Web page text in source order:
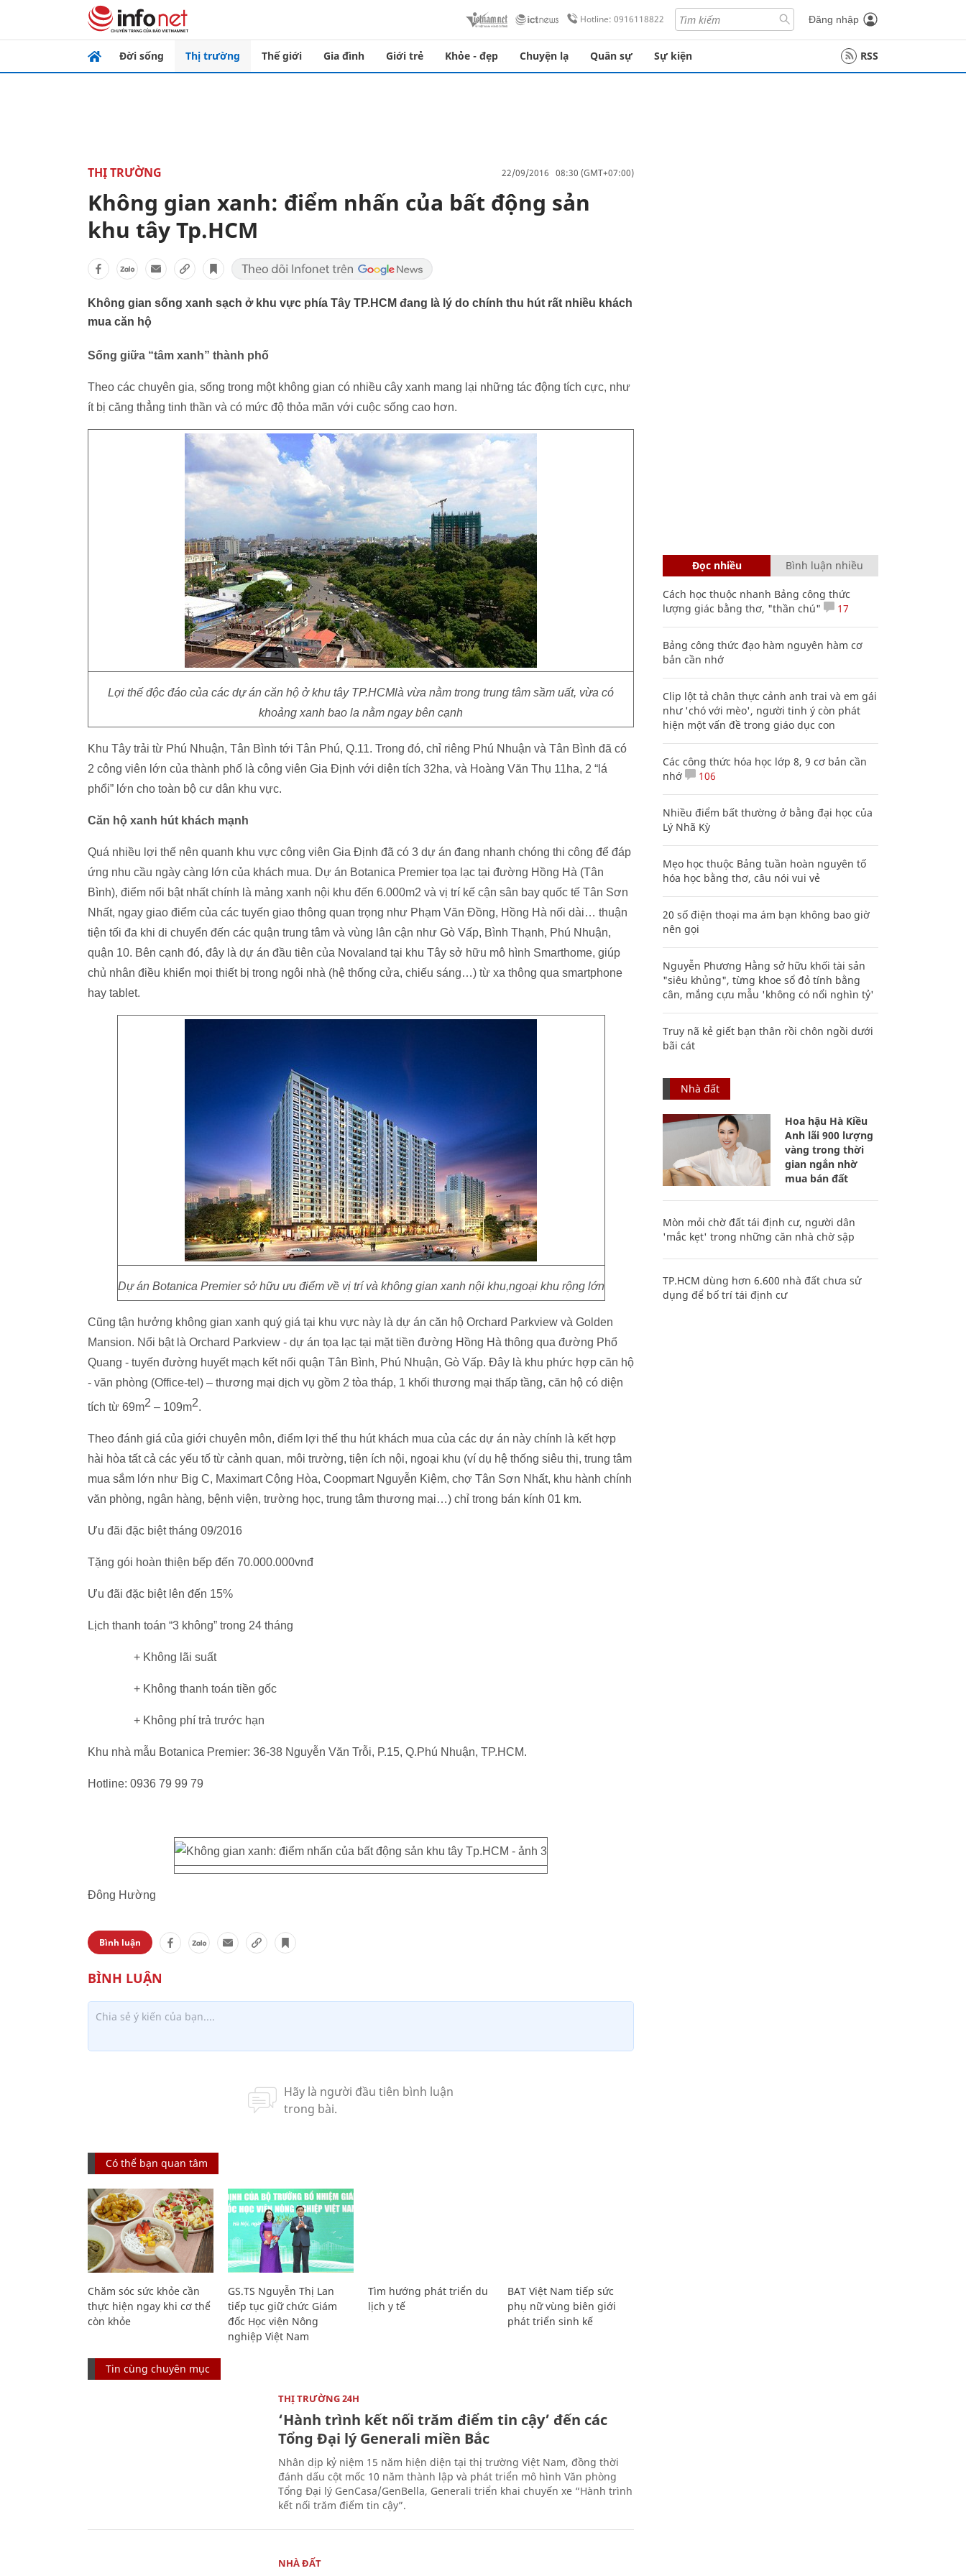
Hotline: 0916118822 Đăng nhập
Đời sống Thị trường Thế giới Gia đình Giới trẻ Khỏe - đẹp Chuyện lạ Quân sự Sự kiện RSS
THỊ TRƯỜNG 22/09/2016 08:30 (GMT+07:00)
Không gian xanh: điểm nhấn của bất động sản
khu tây Tp.HCM
Không gian sống xanh sạch ở khu vực phía Tây TP.HCM đang là lý do chính thu hút rất nhiều khách
mua căn hộ
Sống giữa “tâm xanh” thành phố
Theo các chuyên gia, sống trong một không gian có nhiều cây xanh mang lại những tác động tích cực, như
ít bị căng thẳng tinh thần và có mức độ thỏa mãn với cuộc sống cao hơn.
Lợi thế độc đáo của các dự án căn hộ ở khu tây TP.HCMlà vừa nằm trong trung tâm sầm uất, vừa có
khoảng xanh bao la nằm ngay bên cạnh
Khu Tây trải từ Phú Nhuận, Tân Bình tới Tân Phú, Q.11. Trong đó, chỉ riêng Phú Nhuận và Tân Bình đã có
2 công viên lớn của thành phố là công viên Gia Định với diện tích 32ha, và Hoàng Văn Thụ 11ha, 2 “lá
phổi” lớn cho toàn bộ cư dân khu vực.
Căn hộ xanh hút khách mạnh
Quá nhiều lợi thế nên quanh khu vực công viên Gia Định đã có 3 dự án đang nhanh chóng thi công để đáp
ứng nhu cầu ngày càng lớn của khách mua. Dự án Botanica Premier tọa lạc tại đường Hồng Hà (Tân
Bình), điểm nổi bật nhất chính là mảng xanh nội khu đến 6.000m2 và vị trí kế cận sân bay quốc tế Tân Sơn
Nhất, ngay giao điểm của các tuyến giao thông quan trọng như Phạm Văn Đồng, Hồng Hà nối dài… thuận
tiện tối đa khi di chuyển đến các quận trung tâm và vùng lân cận như Gò Vấp, Bình Thạnh, Phú Nhuận,
quận 10. Bên cạnh đó, đây là dự án đầu tiên của Novaland tại khu Tây sở hữu mô hình Smarthome, giúp
chủ nhân điều khiển mọi thiết bị trong ngôi nhà (hệ thống cửa, chiếu sáng…) từ xa thông qua smartphone
hay tablet.
Dự án Botanica Premier sở hữu ưu điểm về vị trí và không gian xanh nội khu,ngoại khu rộng lớn
Cũng tận hưởng không gian xanh quý giá tại khu vực này là dự án căn hộ Orchard Parkview và Golden
Mansion. Nổi bật là Orchard Parkview - dự án tọa lạc tại mặt tiền đường Hồng Hà thông qua đường Phổ
Quang - tuyến đường huyết mạch kết nối quận Tân Bình, Phú Nhuận, Gò Vấp. Đây là khu phức hợp căn hộ
- văn phòng (Office-tel) – thương mại dịch vụ gồm 2 tòa tháp, 1 khối thương mại thấp tầng, căn hộ có diện
tích từ 69m2 – 109m2.
Theo đánh giá của giới chuyên môn, điểm lợi thế thu hút khách mua của các dự án này chính là kết hợp
hài hòa tất cả các yếu tố từ cảnh quan, môi trường, tiện ích nội, ngoại khu (ví dụ hệ thống siêu thị, trung tâm
mua sắm lớn như Big C, Maximart Cộng Hòa, Coopmart Nguyễn Kiệm, chợ Tân Sơn Nhất, khu hành chính
văn phòng, ngân hàng, bệnh viện, trường học, trung tâm thương mại…) chỉ trong bán kính 01 km.
Ưu đãi đặc biệt tháng 09/2016
Tặng gói hoàn thiện bếp đến 70.000.000vnđ
Ưu đãi đặc biệt lên đến 15%
Lịch thanh toán “3 không” trong 24 tháng
+ Không lãi suất
+ Không thanh toán tiền gốc
+ Không phí trả trước hạn
Khu nhà mẫu Botanica Premier: 36-38 Nguyễn Văn Trỗi, P.15, Q.Phú Nhuận, TP.HCM.
Hotline: 0936 79 99 79
Đông Hường
Bình luận
Có thể bạn quan tâm
Chăm sóc sức khỏe cần
thực hiện ngay khi cơ thể
còn khỏe
GS.TS Nguyễn Thị Lan
tiếp tục giữ chức Giám
đốc Học viện Nông
nghiệp Việt Nam
Tìm hướng phát triển du
lịch y tế
BAT Việt Nam tiếp sức
phụ nữ vùng biên giới
phát triển sinh kế
Tin cùng chuyên mục
THỊ TRƯỜNG 24H
‘Hành trình kết nối trăm điểm tin cậy’ đến các
Tổng Đại lý Generali miền Bắc
Nhân dịp kỷ niệm 15 năm hiện diện tại thị trường Việt Nam, đồng thời
đánh dấu cột mốc 10 năm thành lập và phát triển mô hình Văn phòng
Tổng Đại lý GenCasa/GenBella, Generali triển khai chuyến xe “Hành trình
kết nối trăm điểm tin cậy”.
NHÀ ĐẤT
Đọc nhiều Bình luận nhiều
Cách học thuộc nhanh Bảng công thức
lượng giác bằng thơ, "thần chú"
17
Bảng công thức đạo hàm nguyên hàm cơ
bản cần nhớ
Clip lột tả chân thực cảnh anh trai và em gái
như 'chó với mèo', người tinh ý còn phát
hiện một vấn đề trong giáo dục con
Các công thức hóa học lớp 8, 9 cơ bản cần
nhớ
106
Nhiều điểm bất thường ở bằng đại học của
Lý Nhã Kỳ
Mẹo học thuộc Bảng tuần hoàn nguyên tố
hóa học bằng thơ, câu nói vui vẻ
20 số điện thoại ma ám bạn không bao giờ
nên gọi
Nguyễn Phương Hằng sở hữu khối tài sản
"siêu khủng", từng khoe sổ đỏ tính bằng
cân, mắng cựu mẫu 'không có nổi nghìn tỷ'
Truy nã kẻ giết bạn thân rồi chôn ngồi dưới
bãi cát
Nhà đất
Hoa hậu Hà Kiều
Anh lãi 900 lượng
vàng trong thời
gian ngắn nhờ
mua bán đất
Mòn mỏi chờ đất tái định cư, người dân
'mắc kẹt' trong những căn nhà chờ sập
TP.HCM dùng hơn 6.600 nhà đất chưa sử
dụng để bố trí tái định cư